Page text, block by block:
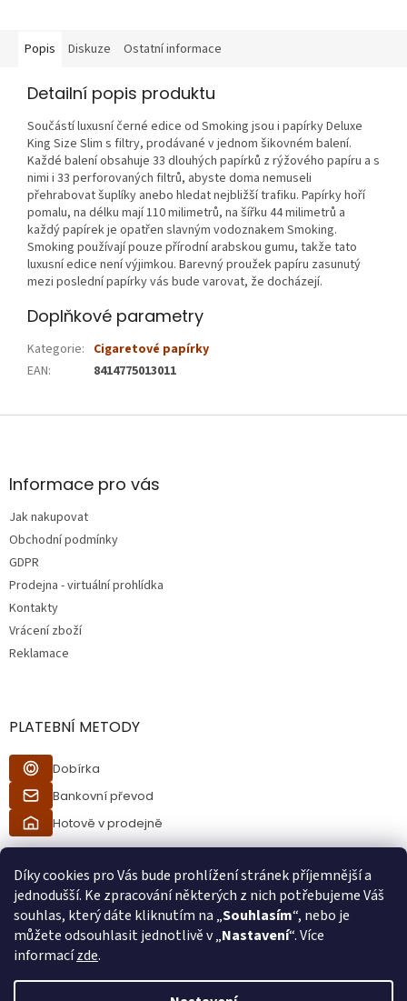
Díky cookies pro Vás bude prohlížení stránek příjemnější a
jednodušší. Ke zpracování některých z nich potřebujeme Váš
souhlas, který dáte kliknutím na „Souhlasím“, nebo je
můžete odsouhlasit jednotlivě v „Nastavení“. Více
informacízde.
Popis Diskuze Ostatní informace
Detailní popis produktu
Součástí luxusní černé edice od Smoking jsou i papírky Deluxe
King Size Slim s filtry, prodávané v jednom šikovném balení.
Každé balení obsahuje 33 dlouhých papírků z rýžového papíru a s
nimi i 33 perforovaných filtrů, abyste doma nemuseli
přehrabovat šuplíky anebo hledat nejbližší trafiku. Papírky hoří
pomalu, na délku mají 110 milimetrů, na šířku 44 milimetrů a
každý papírek je opatřen slavným vodoznakem Smoking.
Smoking používají pouze přírodní arabskou gumu, takže tato
luxusní edice není výjimkou. Barevný proužek papíru zasunutý
mezi poslední papírky vás bude varovat, že docházejí.
Doplňkové parametry
Kategorie: Cigaretové papírky
EAN: 8414775013011
Z
aInformace pro vás
Jak nakupovat
Obchodní podmínky
GDPR
Prodejna - virtuální prohlídka
Kontakty
Vrácení zboží
Reklamace
PLATEBNÍ METODY
Dobírka
Bankovní převod
Hotově v prodejně